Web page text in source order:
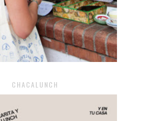
CHACALUNCH